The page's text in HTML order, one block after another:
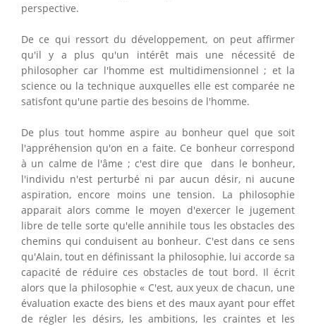
perspective.
De ce qui ressort du développement, on peut affirmer
qu'il y a plus qu'un intérêt mais une nécessité de
philosopher car l'homme est multidimensionnel ; et la
science ou la technique auxquelles elle est comparée ne
satisfont qu'une partie des besoins de l'homme.
De plus tout homme aspire au bonheur quel que soit
l'appréhension qu'on en a faite. Ce bonheur correspond
à un calme de l'âme ; c'est dire que dans le bonheur,
l'individu n'est perturbé ni par aucun désir, ni aucune
aspiration, encore moins une tension. La philosophie
apparait alors comme le moyen d'exercer le jugement
libre de telle sorte qu'elle annihile tous les obstacles des
chemins qui conduisent au bonheur. C'est dans ce sens
qu'Alain, tout en définissant la philosophie, lui accorde sa
capacité de réduire ces obstacles de tout bord. Il écrit
alors que la philosophie « C'est, aux yeux de chacun, une
évaluation exacte des biens et des maux ayant pour effet
de régler les désirs, les ambitions, les craintes et les